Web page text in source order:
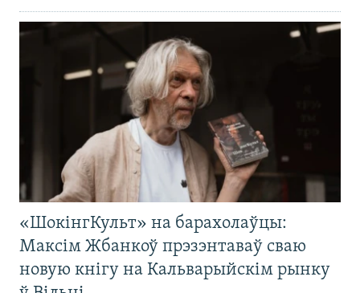
«ШокінгКульт» на барахолаўцы:
Максім Жбанкоў прэзэнтаваў сваю
новую кнігу на Кальварыйскім рынку